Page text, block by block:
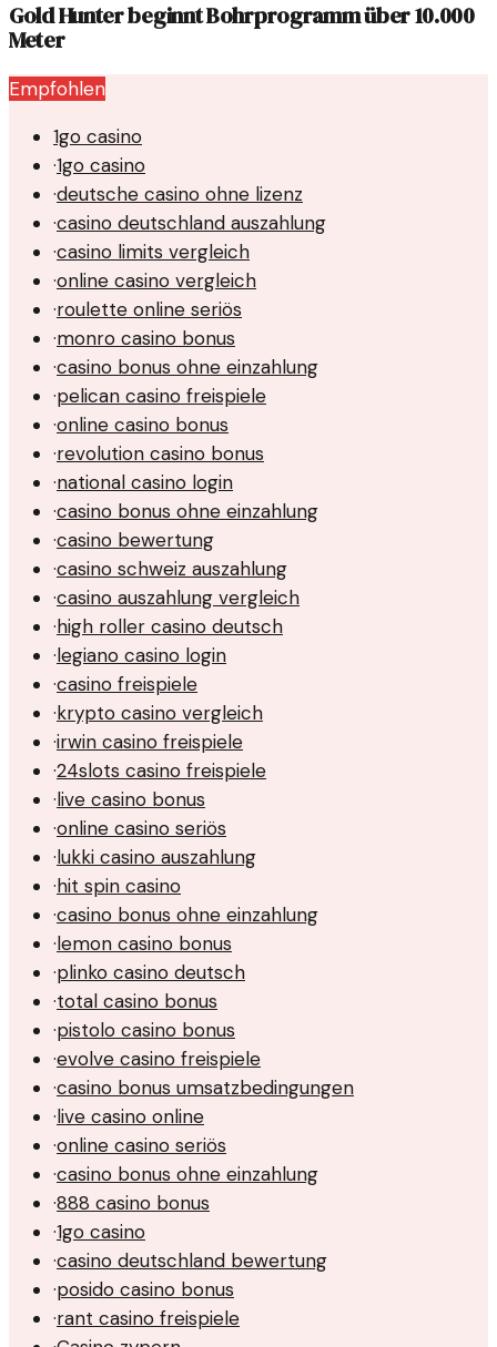
Gold Hunter beginnt Bohrprogramm über 10.000
Meter
Empfohlen
1go casino
·1go casino
·deutsche casino ohne lizenz
·casino deutschland auszahlung
·casino limits vergleich
·online casino vergleich
·roulette online seriös
·monro casino bonus
·casino bonus ohne einzahlung
·pelican casino freispiele
·online casino bonus
·revolution casino bonus
·national casino login
·casino bonus ohne einzahlung
·casino bewertung
·casino schweiz auszahlung
·casino auszahlung vergleich
·high roller casino deutsch
·legiano casino login
·casino freispiele
·krypto casino vergleich
·irwin casino freispiele
·24slots casino freispiele
·live casino bonus
·online casino seriös
·lukki casino auszahlung
·hit spin casino
·casino bonus ohne einzahlung
·lemon casino bonus
·plinko casino deutsch
·total casino bonus
·pistolo casino bonus
·evolve casino freispiele
·casino bonus umsatzbedingungen
·live casino online
·online casino seriös
·casino bonus ohne einzahlung
·888 casino bonus
·1go casino
·casino deutschland bewertung
·posido casino bonus
·rant casino freispiele